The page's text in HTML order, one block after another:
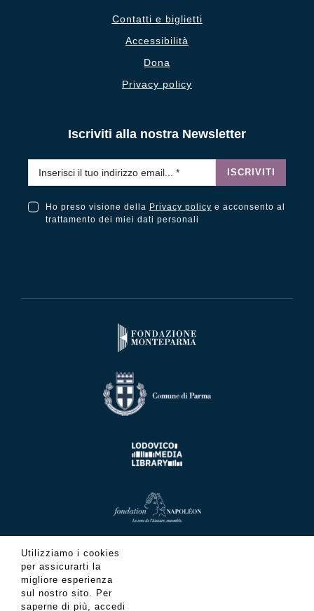
Contatti e biglietti
Accessibilità
Dona
Privacy policy
Iscriviti alla nostra Newsletter
ISCRIVITI
Ho preso visione della Privacy policy e acconsento al
trattamento dei miei dati personali
Utilizziamo i cookies
per assicurarti la
migliore esperienza
sul nostro sito. Per
saperne di più, accedi